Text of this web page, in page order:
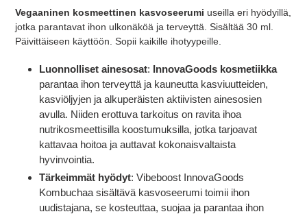
Vegaaninen kosmeettinen kasvoseerumi useilla eri hyödyillä,
jotka parantavat ihon ulkonäköä ja terveyttä. Sisältää 30 ml.
Päivittäiseen käyttöön. Sopii kaikille ihotyypeille.
Luonnolliset ainesosat: InnovaGoods kosmetiikka
parantaa ihon terveyttä ja kauneutta kasviuutteiden,
kasviöljyjen ja alkuperäisten aktiivisten ainesosien
avulla. Niiden erottuva tarkoitus on ravita ihoa
nutrikosmeettisilla koostumuksilla, jotka tarjoavat
kattavaa hoitoa ja auttavat kokonaisvaltaista
hyvinvointia.
Tärkeimmät hyödyt: Vibeboost InnovaGoods
Kombuchaa sisältävä kasvoseerumi toimii ihon
uudistajana, se kosteuttaa, suojaa ja parantaa ihon